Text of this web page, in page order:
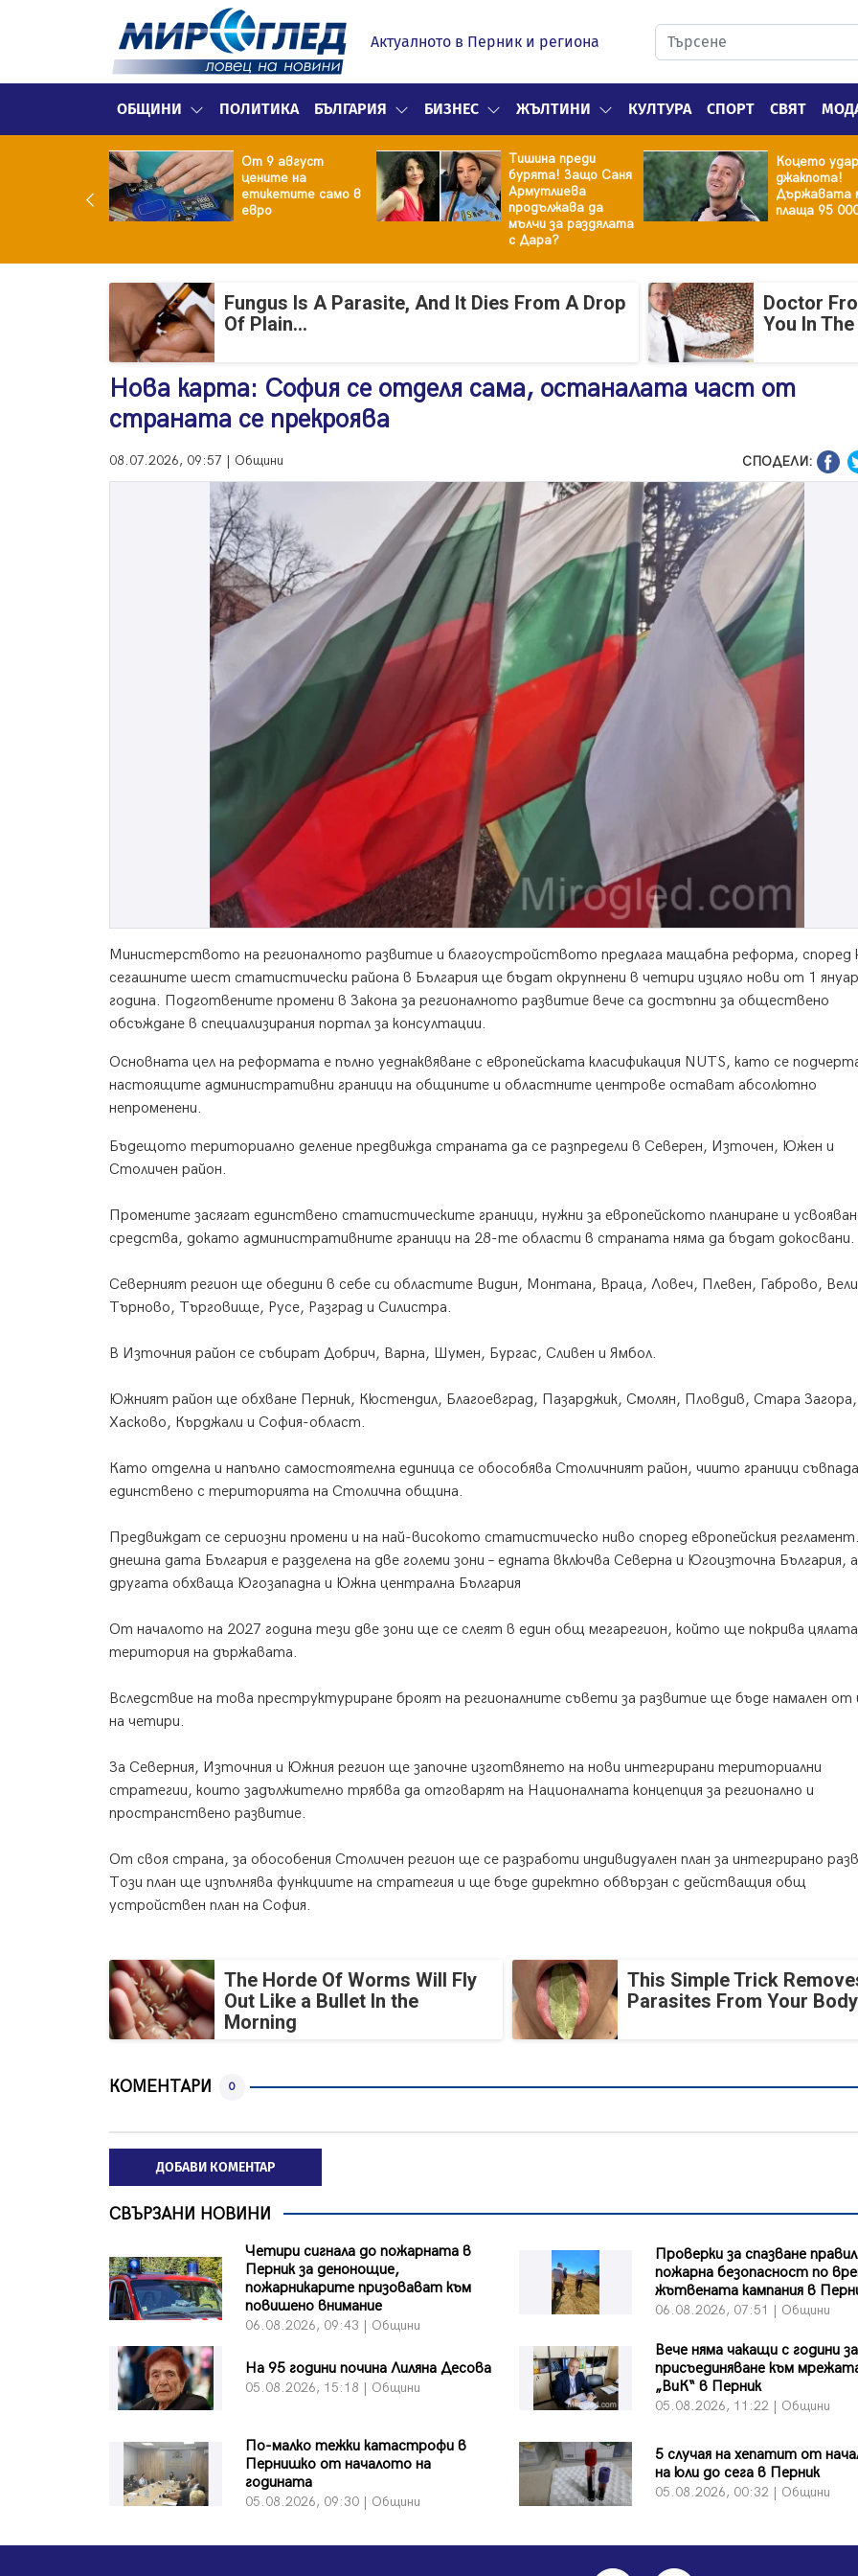
Актуалното в Перник и региона
ОБЩИНИ ПОЛИТИКА БЪЛГАРИЯ БИЗНЕС ЖЪЛТИНИ КУЛТУРА СПОРТ СВЯТ
От 9 август
цените на
етикетите само в
евро
Тишина преди
бурята! Защо Саня
Армутлиева
продължава да
мълчи за раздялата
с Дара?
Коцето
джакпота!
Държавата
плаща 95
Fungus Is A Parasite, And It Dies From A Drop
Of Plain...
Doctor
You In
Нова карта: София се отделя сама, останалата част от
страната се прекроява
08.07.2026, 09:57 | Общини СПОДЕЛИ:
Министерството на регионалното развитие и благоустройството предлага мащабна реформа, според
сегашните шест статистически района в България ще бъдат окрупнени в четири изцяло нови от 1
година. Подготвените промени в Закона за регионалното развитие вече са достъпни за обществено
обсъждане в специализирания портал за консултации.
Основната цел на реформата е пълно уеднаквяване с европейската класификация NUTS, като се
настоящите административни граници на общините и областните центрове остават абсолютно
непроменени.
Бъдещото териториално деление предвижда страната да се разпредели в Северен, Източен, Южен и
Столичен район.
Промените засягат единствено статистическите граници, нужни за европейското планиране и
средства, докато административните граници на 28-те области в страната няма да бъдат докосвани.
Северният регион ще обедини в себе си областите Видин, Монтана, Враца, Ловеч, Плевен, Габрово,
Търново, Търговище, Русе, Разград и Силистра.
В Източния район се събират Добрич, Варна, Шумен, Бургас, Сливен и Ямбол.
Южният район ще обхване Перник, Кюстендил, Благоевград, Пазарджик, Смолян, Пловдив, Стара Загора,
Хасково, Кърджали и София-област.
Като отделна и напълно самостоятелна единица се обособява Столичният район, чиито граници
единствено с територията на Столична община.
Предвиждат се сериозни промени и на най-високото статистическо ниво според европейския
днешна дата България е разделена на две големи зони – едната включва Северна и Югоизточна България, а
другата обхваща Югозападна и Южна централна България
От началото на 2027 година тези две зони ще се слеят в един общ мегарегион, който ще покрива цялата
територия на държавата.
Вследствие на това преструктуриране броят на регионалните съвети за развитие ще бъде намален
на четири.
За Северния, Източния и Южния регион ще започне изготвянето на нови интегрирани териториални
стратегии, които задължително трябва да отговарят на Националната концепция за регионално и
пространствено развитие.
От своя страна, за обособения Столичен регион ще се разработи индивидуален план за интегрирано
Този план ще изпълнява функциите на стратегия и ще бъде директно обвързан с действащия общ
устройствен план на София.
The Horde Of Worms Will Fly
Out Like a Bullet In the
Morning
This Simple Trick
Parasites From Your
КОМЕНТАРИ 0
ДОБАВИ КОМЕНТАР
СВЪРЗАНИ НОВИНИ
Четири сигнала до пожарната в
Перник за денонощие,
пожарникарите призовават към
повишено внимание
06.08.2026, 09:43 | Общини
Проверки за спазване
пожарна безопасност по
жътвената кампания в
06.08.2026, 07:51 | Общини
На 95 години почина Лиляна Десова
05.08.2026, 15:18 | Общини
Вече няма чакащи с години за
присъединяване към
„ВиК“ в Перник
05.08.2026, 11:22 | Общини
По-малко тежки катастрофи в
Пернишко от началото на
годината
05.08.2026, 09:30 | Общини
5 случая на хепатит от
на юли до сега в Перник
05.08.2026, 00:32 | Общини